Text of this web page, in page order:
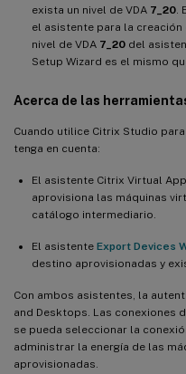
exista un nivel de VDA 7_20
el asistente para la creación
nivel de VDA 7_20 del
Setup Wizard es el mismo
Acerca de las
Cuando utilice Citrix Studio
tenga en cuenta:
El asistente Citrix Virtual
aprovisiona las máquinas
catálogo intermediario.
El asistente Export Devices
destino aprovisionadas y
Con ambos asistentes, la
and Desktops. Las conexiones
se pueda seleccionar la
administrar la energía de las
aprovisionadas.